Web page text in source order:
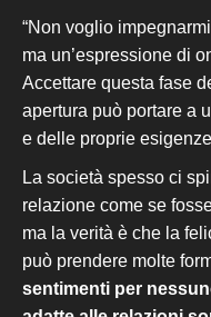
“Non voglio
ma un’espressione di
Accettare questa fase
apertura può portare a
e delle proprie
La società spesso ci
relazione come se
ma la verità è che la
può prendere molte
sentimenti per